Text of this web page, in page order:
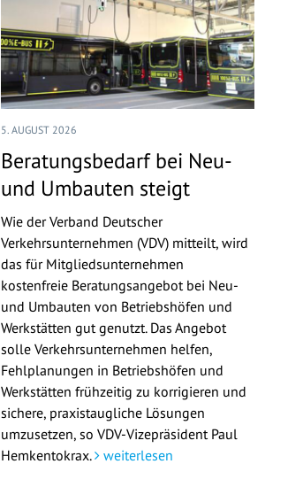
5. AUGUST 2026
Beratungsbedarf bei Neu-
und Umbauten steigt
Wie der Verband Deutscher
Verkehrsunternehmen (VDV) mitteilt, wird
das für Mitgliedsunternehmen
kostenfreie Beratungsangebot bei Neu-
und Umbauten von Betriebshöfen und
Werkstätten gut genutzt. Das Angebot
solle Verkehrsunternehmen helfen,
Fehlplanungen in Betriebshöfen und
Werkstätten frühzeitig zu korrigieren und
sichere, praxistaugliche Lösungen
umzusetzen, so VDV-Vizepräsident Paul
Hemkentokrax. weiterlesen